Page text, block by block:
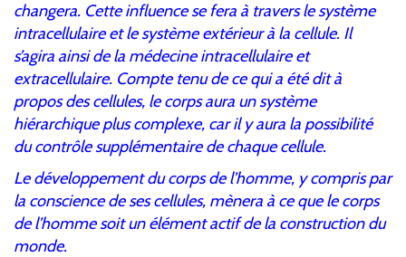
changera. Cette influence se fera à travers le système
intracellulaire et le système extérieur à la cellule. Il
s’agira ainsi de la médecine intracellulaire et
extracellulaire. Compte tenu de ce qui a été dit à
propos des cellules, le corps aura un système
hiérarchique plus complexe, car il y aura la possibilité
du contrôle supplémentaire de chaque cellule.
Le développement du corps de l’homme, y compris par
la conscience de ses cellules, mènera à ce que le corps
de l’homme soit un élément actif de la construction du
monde.